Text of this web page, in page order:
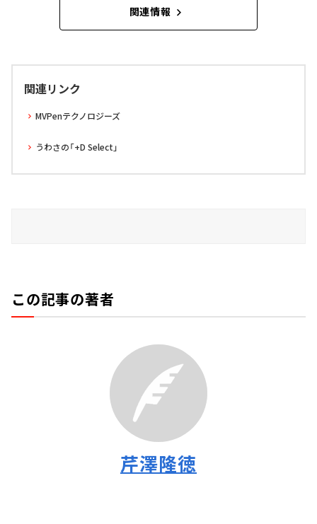
関連情報
関連リンク
MVPenテクノロジーズ
うわさの「+D Select」
この記事の著者
芹澤隆徳